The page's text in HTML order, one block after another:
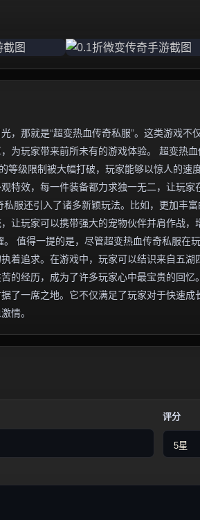
，那就是“超变热血传奇私服”。这类游戏不
为玩家带来前所未有的游戏体验。 超变热
等级限制被大幅打破，玩家能够以惊人的速
特效，每一件装备都力求独一无二，让玩家
服还引入了诸多新颖玩法。比如，更加丰
让玩家可以携带强大的宠物伙伴并肩作战，
值得一提的是，尽管超变热血传奇私服在
追求。在游戏中，玩家可以结识来自五湖
的经历，成为了许多玩家心中最宝贵的回忆
了一席之地。它不仅满足了玩家对于快速成
情。
评分